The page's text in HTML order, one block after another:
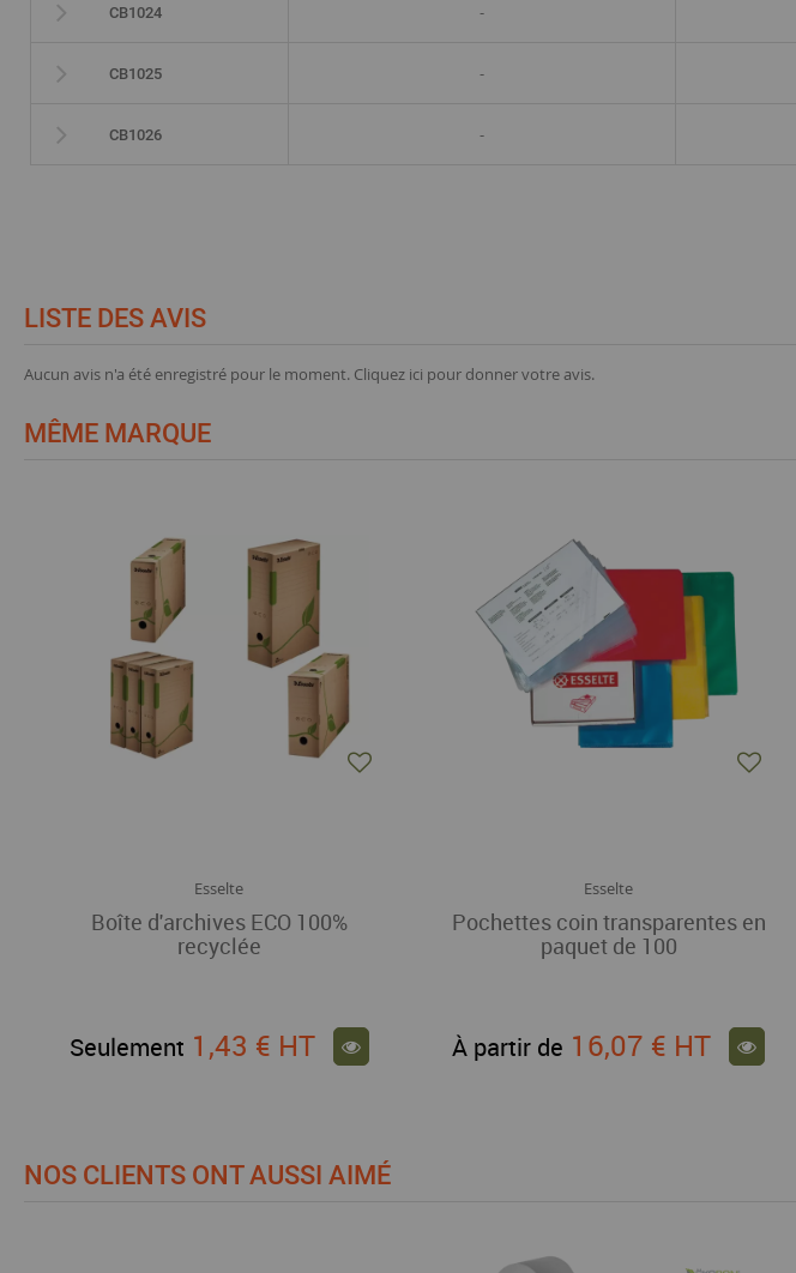
CB1024 -
CB1025 -
CB1026 -
LISTE DES AVIS
Aucun avis n'a été enregistré pour le moment. Cliquez ici pour donner votre avis.
MÊME MARQUE
Esselte
Boîte d'archives ECO 100%
recyclée
Seulement 1,43 € HT
Esselte
Pochettes coin transparentes en
paquet de 100
À partir de 16,07 € HT
NOS CLIENTS ONT AUSSI AIMÉ